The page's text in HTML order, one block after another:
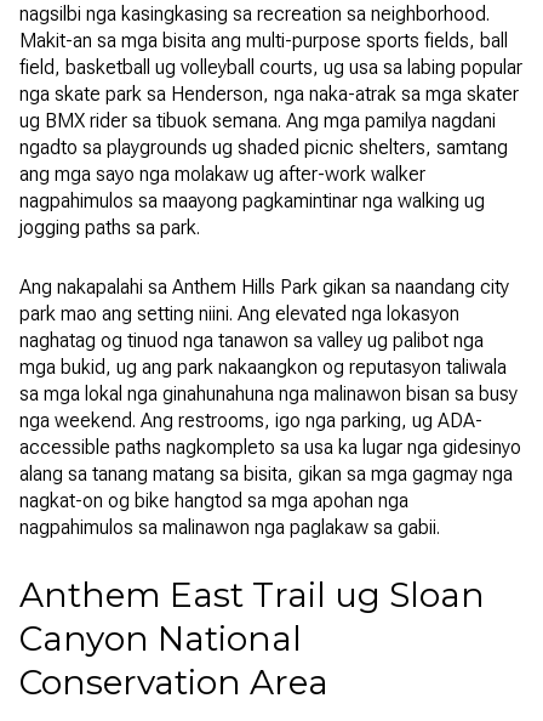
nagsilbi nga kasingkasing sa recreation sa neighborhood.
Makit-an sa mga bisita ang multi-purpose sports fields, ball
field, basketball ug volleyball courts, ug usa sa labing popular
nga skate park sa Henderson, nga naka-atrak sa mga skater
ug BMX rider sa tibuok semana. Ang mga pamilya nagdani
ngadto sa playgrounds ug shaded picnic shelters, samtang
ang mga sayo nga molakaw ug after-work walker
nagpahimulos sa maayong pagkamintinar nga walking ug
jogging paths sa park.
Ang nakapalahi sa Anthem Hills Park gikan sa naandang city
park mao ang setting niini. Ang elevated nga lokasyon
naghatag og tinuod nga tanawon sa valley ug palibot nga
mga bukid, ug ang park nakaangkon og reputasyon taliwala
sa mga lokal nga ginahunahuna nga malinawon bisan sa busy
nga weekend. Ang restrooms, igo nga parking, ug ADA-
accessible paths nagkompleto sa usa ka lugar nga gidesinyo
alang sa tanang matang sa bisita, gikan sa mga gagmay nga
nagkat-on og bike hangtod sa mga apohan nga
nagpahimulos sa malinawon nga paglakaw sa gabii.
Anthem East Trail ug Sloan
Canyon National
Conservation Area